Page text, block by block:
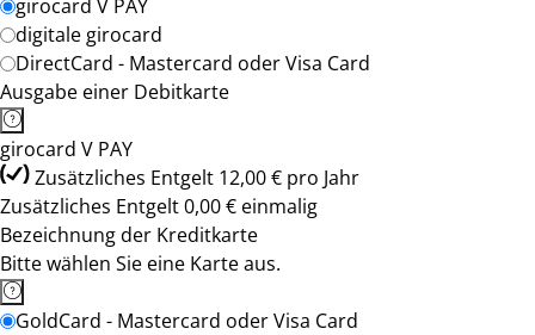
girocard V PAY
digitale girocard
DirectCard - Mastercard oder Visa Card
Ausgabe einer Debitkarte
girocard V PAY
Zusätzliches Entgelt 12,00 € pro Jahr
Zusätzliches Entgelt 0,00 € einmalig
Bezeichnung der Kreditkarte
Bitte wählen Sie eine Karte aus.
GoldCard - Mastercard oder Visa Card